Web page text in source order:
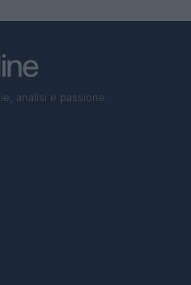
analisi e passione